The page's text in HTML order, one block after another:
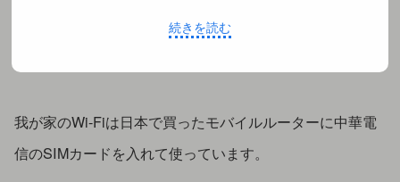
我が家のWi-Fiは日本で買ったモバイルルーターに中華電
信のSIMカードを入れて使っています。
続きを読む